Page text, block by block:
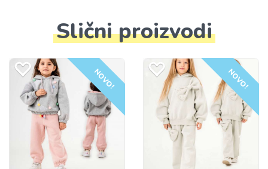
Slični proizvodi
NOVO! NOVO!